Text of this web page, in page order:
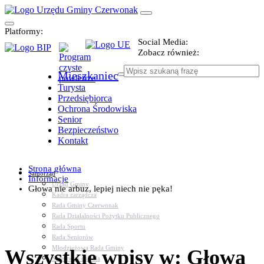
Platformy:
Social Media:
Zobacz również:
Mieszkaniec
Turysta
Przedsiębiorca
Ochrona Środowiska
Senior
Bezpieczeństwo
Kontakt
Samorząd
Urząd Gminy
Kadra zarządcza
Rada Gminy Czerwonak
Rada Działalności Pożytku Publicznego
Rada Sportu
Rada Seniorów
Młodzieżowa Rada Gminy
Sołectwa i osiedla
Strona główna
Informacje
Głowa nie arbuz, lepiej niech nie pęka!
Wszystkie wpisy w: Głowa